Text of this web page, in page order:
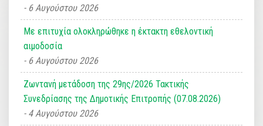
6 Αυγούστου 2026
Με επιτυχία ολοκληρώθηκε η έκτακτη εθελοντική
αιμοδοσία
6 Αυγούστου 2026
Ζωντανή μετάδοση της 29ης/2026 Τακτικής
Συνεδρίασης της Δημοτικής Επιτροπής (07.08.2026)
4 Αυγούστου 2026